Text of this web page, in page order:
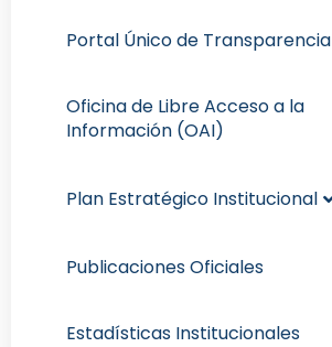
Portal Único de Transparencia
Oficina de Libre Acceso a la
Información (OAI)
Plan Estratégico Institucional
Publicaciones Oficiales
Estadísticas Institucionales